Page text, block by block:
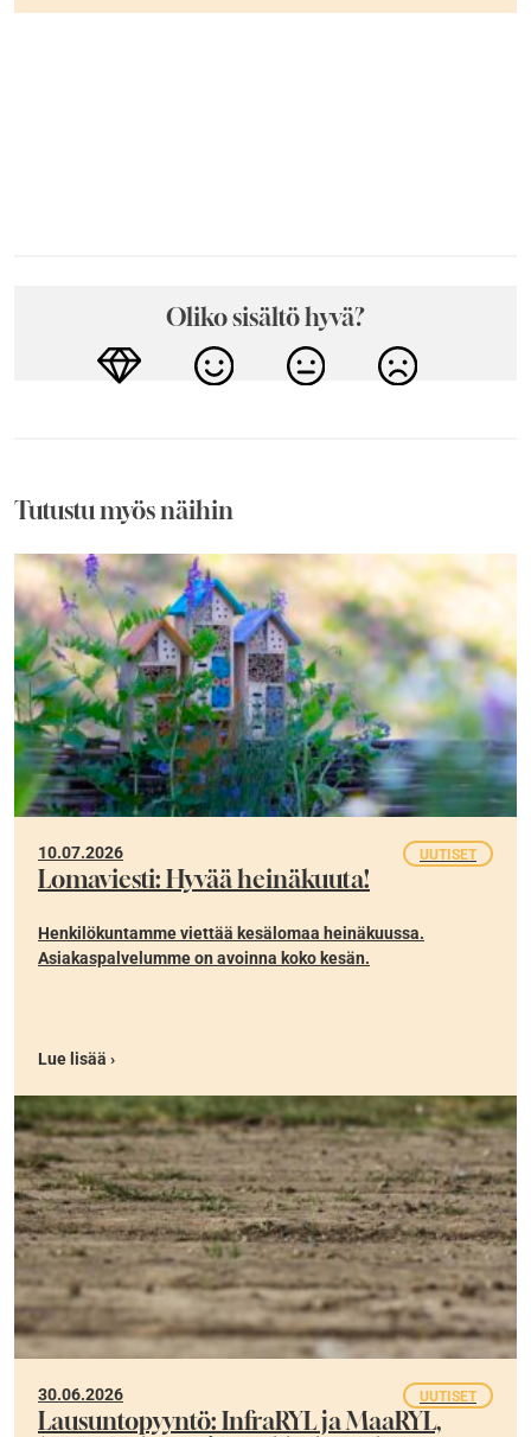
Oliko sisältö hyvä?
Tutustu myös näihin
10.07.2026 UUTISET
Lomaviesti: Hyvää heinäkuuta!
Henkilökuntamme viettää kesälomaa heinäkuussa.
Asiakaspalvelumme on avoinna koko kesän.
Lue lisää ›
30.06.2026 UUTISET
Lausuntopyyntö: InfraRYL ja MaaRYL,